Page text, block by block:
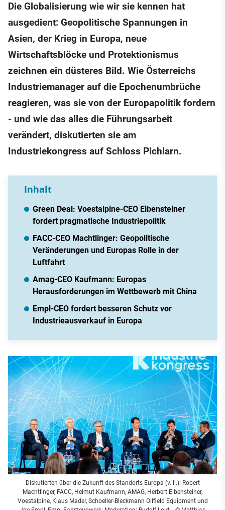
Die Globalisierung wie wir sie kennen hat
ausgedient: Geopolitische Spannungen in
Asien, der Krieg in Europa, neue
Wirtschaftsblöcke und Protektionismus
zeichnen ein düsteres Bild. Wie Österreichs
Industriemanager auf die Epochenumbrüche
reagieren, was sie von der Europapolitik fordern
- und wie das alles die Führungsarbeit
verändert, diskutierten sie am
Industriekongress auf Schloss Pichlarn.
Inhalt
Green Deal: Voestalpine-CEO Eibensteiner
fordert pragmatische Industriepolitik
FACC-CEO Machtlinger: Geopolitische
Veränderungen und Europas Rolle in der
Luftfahrt
Amag-CEO Kaufmann: Europas
Herausforderungen im Wettbewerb mit China
Empl-CEO fordert besseren Schutz vor
Industrieausverkauf in Europa
Diskutierten über die Zukunft des Standorts Europa (v. li.): Robert
Machtlinger, FACC, Helmut Kaufmann, AMAG, Herbert Eibensteiner,
Voestalpine, Klaus Mader, Schoeller-Bleckmann Oilfield Equipment und